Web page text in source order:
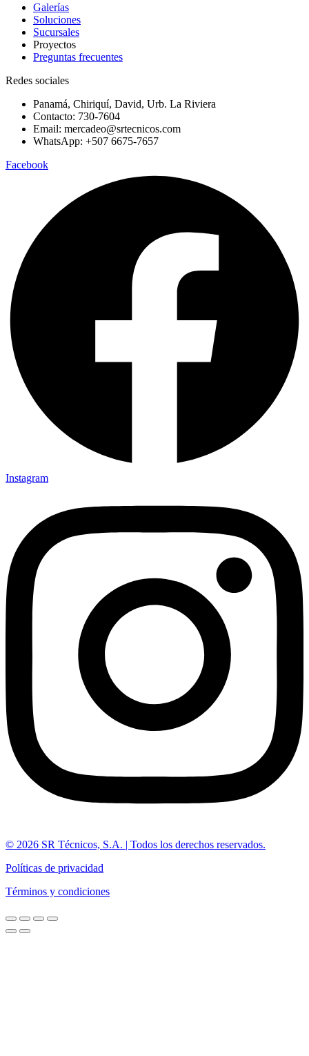
Galerías
Soluciones
Sucursales
Proyectos
Preguntas frecuentes
Redes sociales
Panamá, Chiriquí, David, Urb. La Riviera
Contacto: 730-7604
Email: mercadeo@srtecnicos.com
WhatsApp: +507 6675-7657
Facebook
Instagram
© 2026 SR Técnicos, S.A. | Todos los derechos reservados.
Políticas de privacidad
Términos y condiciones